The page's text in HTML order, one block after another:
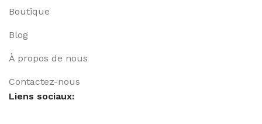
Boutique
Blog
À propos de nous
Contactez-nous
Liens sociaux: